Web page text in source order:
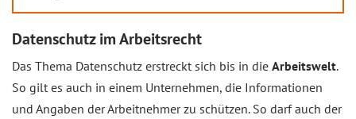
Datenschutz im Arbeitsrecht
Das Thema Datenschutz erstreckt sich bis in die Arbeitswelt.
So gilt es auch in einem Unternehmen, die Informationen
und Angaben der Arbeitnehmer zu schützen. So darf auch der